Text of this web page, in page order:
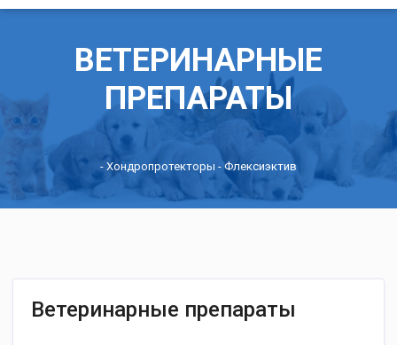
ВЕТЕРИНАРНЫЕ
ПРЕПАРАТЫ
- Хондропротекторы - Флексиэктив
Ветеринарные препараты